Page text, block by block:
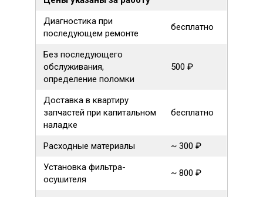
Диагностика при
последующем ремонте
бесплатно
Без последующего
обслуживания,
определение поломки
500 ₽
Доставка в квартиру
запчастей при капитальном
наладке
бесплатно
Расходные материалы
~ 300 ₽
Установка фильтра-
осушителя
~ 800 ₽